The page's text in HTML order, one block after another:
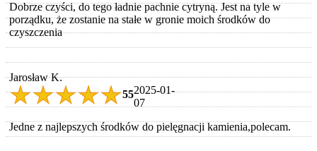
Dobrze czyści, do tego ładnie pachnie cytryną. Jest na tyle w
porządku, że zostanie na stałe w gronie moich środków do
czyszczenia
Jarosław K.
552025-01-
07
Jedne z najlepszych środków do pielęgnacji kamienia,polecam.